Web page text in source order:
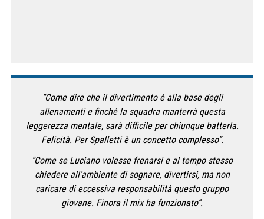
“Come dire che il divertimento è alla base degli
allenamenti e finché la squadra manterrà questa
leggerezza mentale, sarà difficile per chiunque batterla.
Felicità. Per Spalletti è un concetto complesso”.
“Come se Luciano volesse frenarsi e al tempo stesso
chiedere all’ambiente di sognare, divertirsi, ma non
caricare di eccessiva responsabilità questo gruppo
giovane. Finora il mix ha funzionato”.